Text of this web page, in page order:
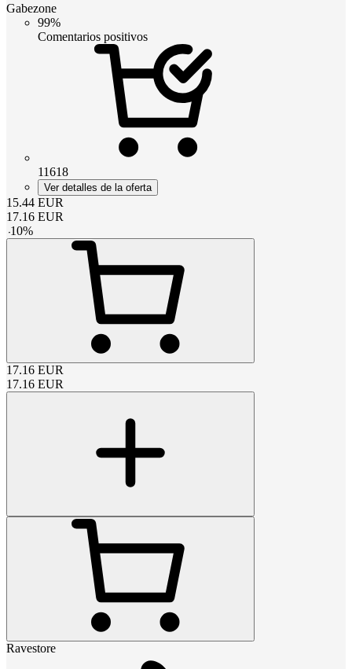
Gabezone
99%
Comentarios positivos
11618
Ver detalles de la oferta
15.44 EUR
17.16 EUR
-10%
17.16 EUR
17.16 EUR
Ravestore